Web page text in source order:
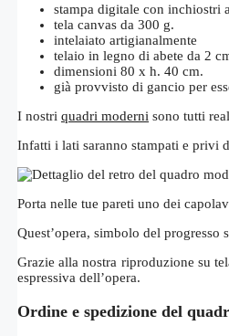
stampa digitale con inchiostri
tela canvas da 300 g.
intelaiato artigianalmente
telaio in legno di abete da 2
dimensioni 80 x h. 40 cm.
già provvisto di gancio per
I nostri quadri moderni sono tutti
Infatti i lati saranno stampati e privi
Porta nelle tue pareti uno dei
Quest’opera, simbolo del
Grazie alla nostra riproduzione su
espressiva dell’opera.
Ordine e spedizione del